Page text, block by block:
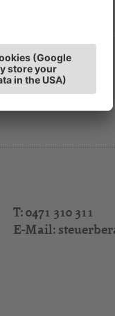
T: 0471 310 311
E-Mail: